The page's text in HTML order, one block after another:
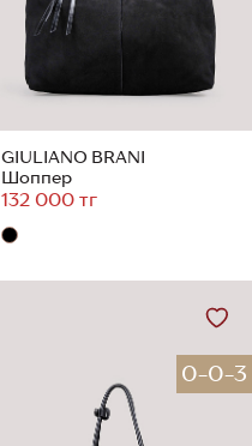
GIULIANO BRANI
Шоппер
132 000 тг
0-0-3